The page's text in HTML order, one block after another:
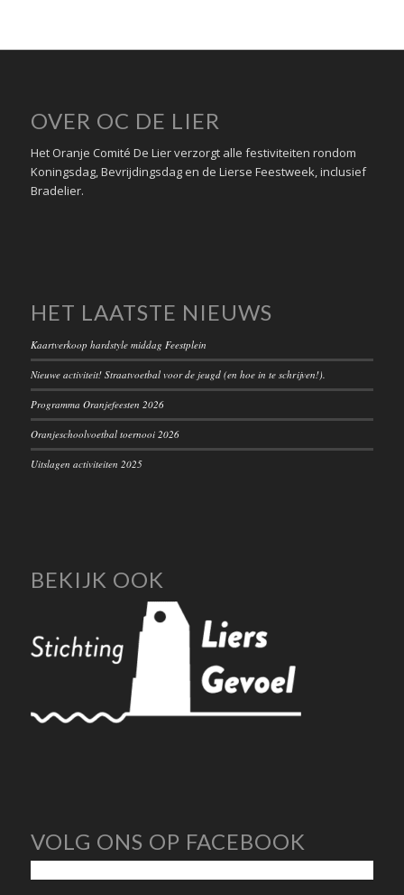
OVER OC DE LIER
Het Oranje Comité De Lier verzorgt alle festiviteiten rondom
Koningsdag, Bevrijdingsdag en de Lierse Feestweek, inclusief
Bradelier.
HET LAATSTE NIEUWS
Kaartverkoop hardstyle middag Feestplein
Nieuwe activiteit! Straatvoetbal voor de jeugd (en hoe in te schrijven!).
Programma Oranjefeesten 2026
Oranjeschoolvoetbal toernooi 2026
Uitslagen activiteiten 2025
BEKIJK OOK
VOLG ONS OP FACEBOOK